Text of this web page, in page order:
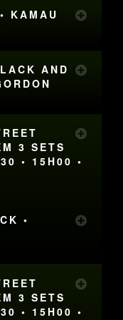
KAMAU
AND
3 SETS
• 15H00 •
•
3 SETS
• 15H00 •